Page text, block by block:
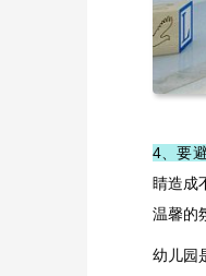
4、要
睛造成
温馨的
幼儿园